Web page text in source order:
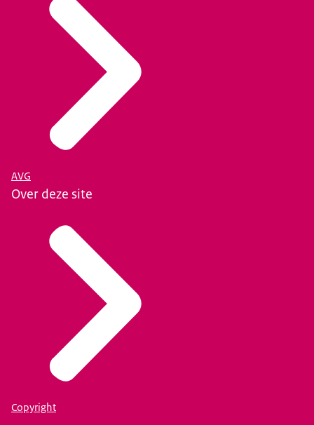
AVG
Over deze site
Copyright